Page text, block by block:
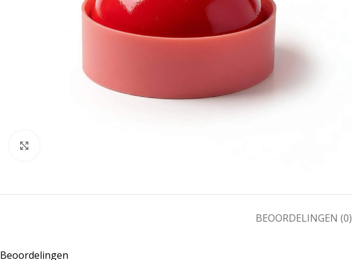
BEOORDELINGEN (0)
Beoordelingen